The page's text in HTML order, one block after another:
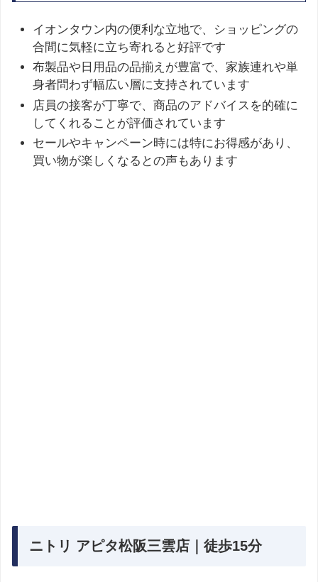
イオンタウン内の便利な立地で、ショッピングの
合間に気軽に立ち寄れると好評です
布製品や日用品の品揃えが豊富で、家族連れや単
身者問わず幅広い層に支持されています
店員の接客が丁寧で、商品のアドバイスを的確に
してくれることが評価されています
セールやキャンペーン時には特にお得感があり、
買い物が楽しくなるとの声もあります
ニトリ アピタ松阪三雲店｜徒歩15分